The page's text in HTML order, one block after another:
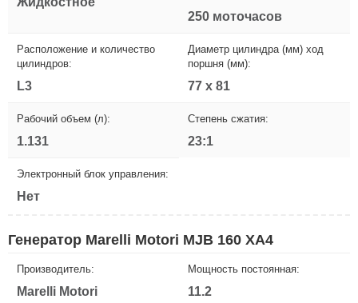
250 моточасов
Расположение и количество
цилиндров:
L3
Диаметр цилиндра (мм) ход
поршня (мм):
77 х 81
Рабочий объем (л):
1.131
Степень сжатия:
23:1
Электронный блок управления:
Нет
Генератор Marelli Motori MJB 160 XA4
Производитель:
Marelli Motori
Мощность постоянная:
11.2